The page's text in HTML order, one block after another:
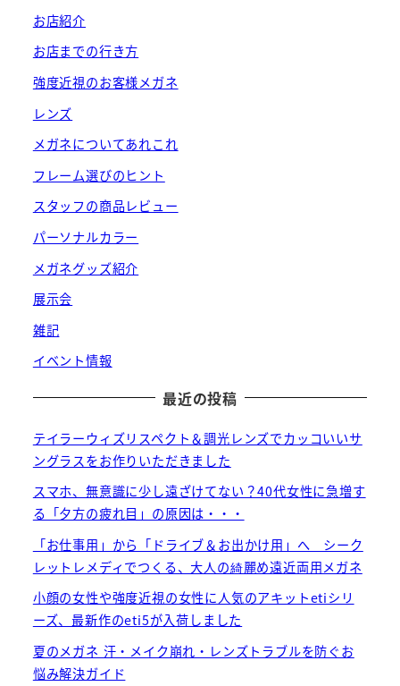
お店紹介
お店までの行き方
強度近視のお客様メガネ
レンズ
メガネについてあれこれ
フレーム選びのヒント
スタッフの商品レビュー
パーソナルカラー
メガネグッズ紹介
展示会
雑記
イベント情報
最近の投稿
テイラーウィズリスペクト＆調光レンズでカッコいいサ
ングラスをお作りいただきました
スマホ、無意識に少し遠ざけてない？40代女性に急増す
る「夕方の疲れ目」の原因は・・・
「お仕事用」から「ドライブ＆お出かけ用」へ シーク
レットレメディでつくる、大人の綺麗め遠近両用メガネ
小顔の女性や強度近視の女性に人気のアキットetiシリ
ーズ、最新作のeti5が入荷しました
夏のメガネ 汗・メイク崩れ・レンズトラブルを防ぐお
悩み解決ガイド